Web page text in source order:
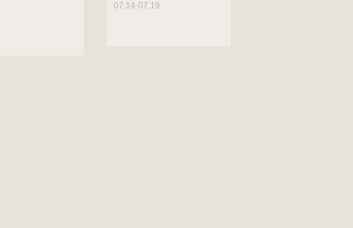
07.14-07.19